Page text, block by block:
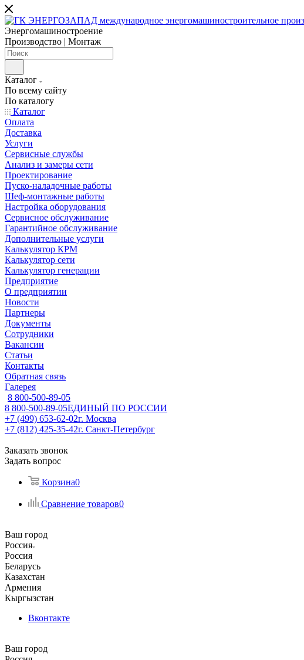
Энергомашиностроение
Производство | Монтаж
Каталог
По всему сайту
По каталогу
Каталог
Оплата
Доставка
Услуги
Сервисные службы
Анализ и замеры сети
Проектирование
Пуско-наладочные работы
Шеф-монтажные работы
Настройка оборудования
Сервисное обслуживание
Гарантийное обслуживание
Дополнительные услуги
Калькулятор КРМ
Калькулятор сети
Калькулятор генерации
Предприятие
О предприятии
Новости
Партнеры
Документы
Сотрудники
Вакансии
Статьи
Контакты
Обратная связь
Галерея
8 800-500-89-05
8 800-500-89-05ЕДИНЫЙ ПО РОССИИ
+7 (499) 653-62-02г. Москва
+7 (812) 425-35-42г. Санкт-Петербург
Заказать звонок
Задать вопрос
Корзина0
Сравнение товаров0
Ваш город
Россия
Россия
Беларусь
Казахстан
Армения
Кыргызстан
Вконтакте
Ваш город